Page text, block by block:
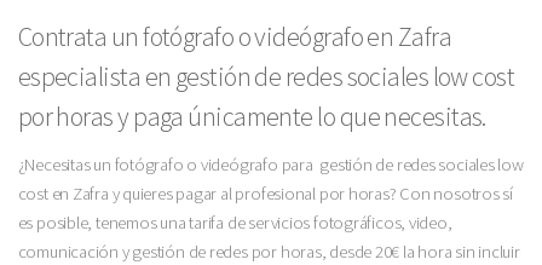
Contrata un fotógrafo o videógrafo en Zafra
especialista en gestión de redes sociales low cost
por horas y paga únicamente lo que necesitas.
¿Necesitas un fotógrafo o videógrafo para gestión de redes sociales low
cost en Zafra y quieres pagar al profesional por horas? Con nosotros sí
es posible, tenemos una tarifa de servicios fotográficos, video,
comunicación y gestión de redes por horas, desde 20€ la hora sin incluir